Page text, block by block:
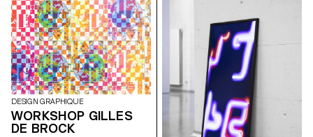
groupes d’étudiants ont
sélectionné une activité lié au
tourisme en Suisse, en
proposant une vision alternative
et décalée sous forme
d’édition.
DESIGN GRAPHIQUE
WORKSHOP GILLES
DE BROCK